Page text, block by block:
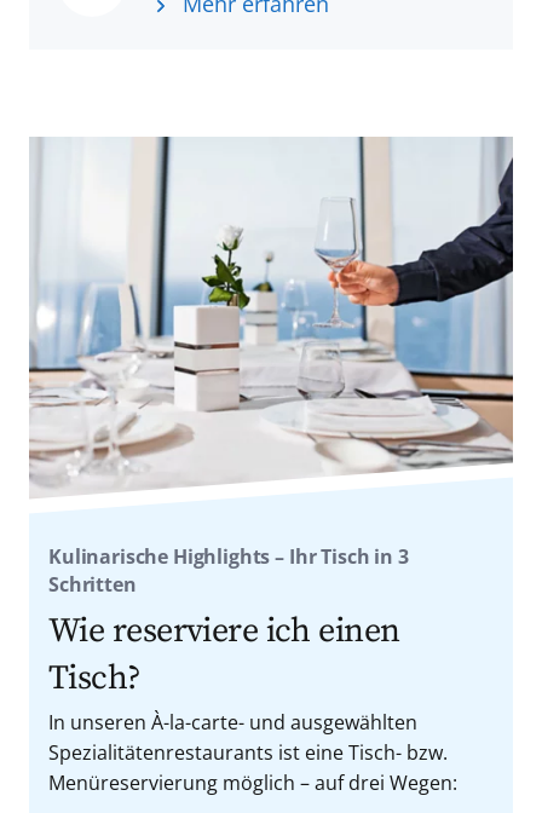
Kulinarische Highlights – Ihr Tisch in 3
Schritten
Wie reserviere ich einen
Tisch?
In unseren À-la-carte- und ausgewählten
Spezialitätenrestaurants ist eine Tisch- bzw.
Menüreservierung möglich – auf drei Wegen: